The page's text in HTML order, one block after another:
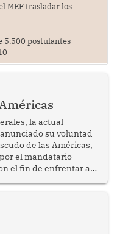
MEF trasladar los
5,500 postulantes
la actual
su voluntad
de las Américas,
el mandatario
el fin de enfrentar al